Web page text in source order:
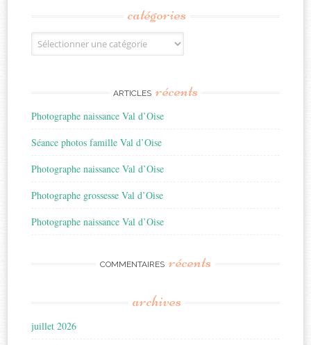
catégories
Catégories
ARTICLES récents
Photographe naissance Val d’Oise
Séance photos famille Val d’Oise
Photographe naissance Val d’Oise
Photographe grossesse Val d’Oise
Photographe naissance Val d’Oise
COMMENTAIRES récents
archives
juillet 2026